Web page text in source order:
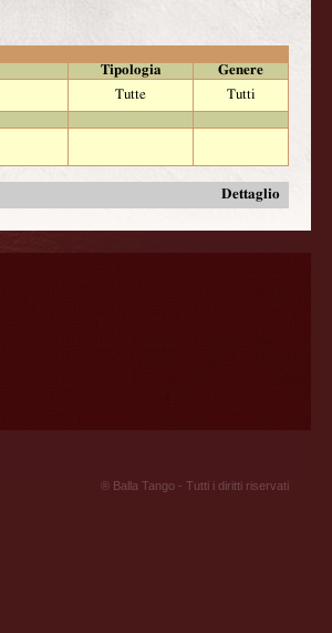
Tipologia
Genere
Tutte
Tutti
Dettaglio
® Balla Tango - Tutti i diritti riservati